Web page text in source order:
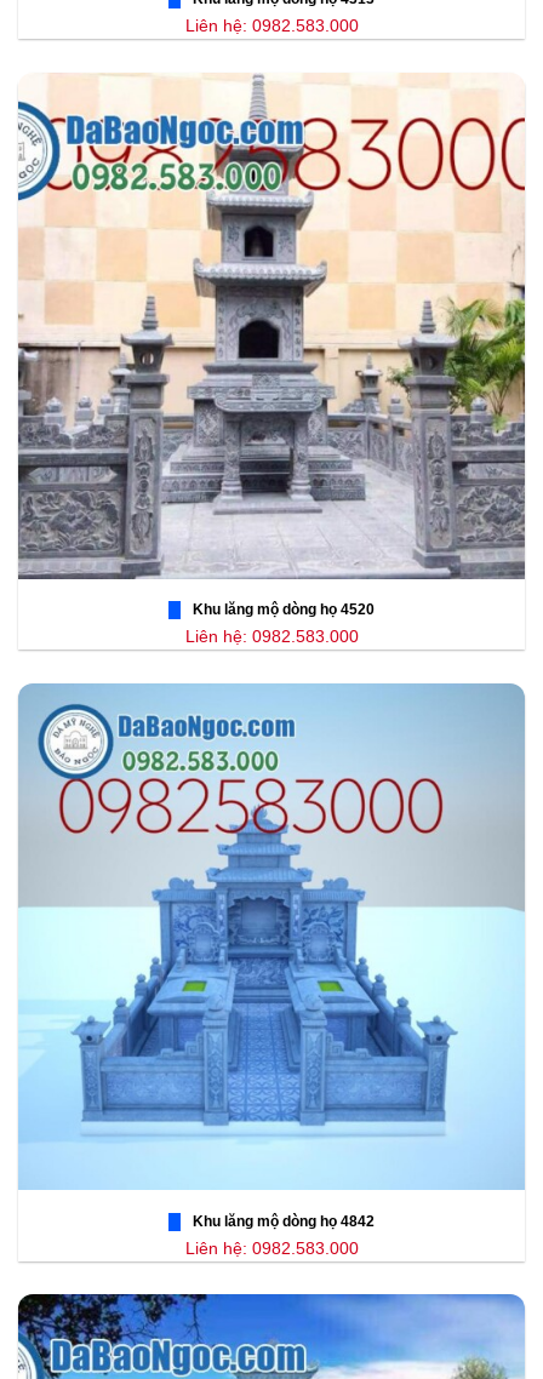
Liên hệ: 0982.583.000
Khu lăng mộ dòng họ 4520
Liên hệ: 0982.583.000
Khu lăng mộ dòng họ 4842
Liên hệ: 0982.583.000